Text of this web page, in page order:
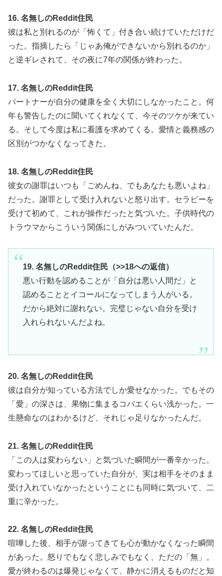
16. 名無しのReddit住民
彼は私と別れるのが「怖くて」付き合い続けていただけだ
った。指摘したら「じゃあ俺ができないから別れるのか」
と逆ギレされて、その夜に7年の関係が終わった。
17. 名無しのReddit住民
パートナーが自分の健康を全く大切にしなかったこと。何
年も警告したのに聞いてくれなくて、今そのツケが来てい
る。そして今度は私に看護を求めてくる。愛情と義務感の
区別がつかなくなってきた。
18. 名無しのReddit住民
彼女の謝罪はいつも「ごめんね、でもあなたも悪いよね」
だった。謝罪として受け入れないと怒り出す。セラピーを
受けて初めて、これが操作だったと気づいた。子供時代の
トラウマからこういう関係にしがみついていたんだ。
19. 名無しのReddit住民（>>18への返信）
悪い行動を認めることが「自分は悪い人間だ」と
認めることとイコールになってしまう人がいる。
だから絶対に謝れない。完璧じゃない自分を受け
入れられないんだよね。
20. 名無しのReddit住民
彼は自分が知っている方法でしか愛せなかった。でもその
「愛」の深さは、果物に集まるコバエくらい浅かった。一
生懸命なのはわかるけど、それじゃ足りなかったんだ。
21. 名無しのReddit住民
「この人は変わらない」と気づいた瞬間が一番辛かった。
変わってほしいと思っていた自分が、実は相手をそのまま
受け入れていなかったということにも同時に気づいて、二
重に辛かった。
22. 名無しのReddit住民
喧嘩した後、相手が謝ってきても心が動かなくなった瞬間
があった。怒りでもなく悲しみでもなく、ただの「無」。
愛が終わるのは爆発じゃなくて、静かに消えるものだと知